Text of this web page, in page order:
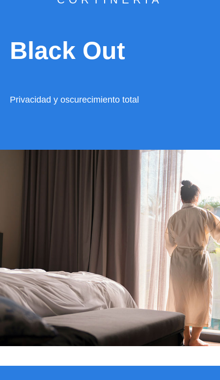
Black Out
Privacidad y oscurecimiento total
VER CATÁLOGO